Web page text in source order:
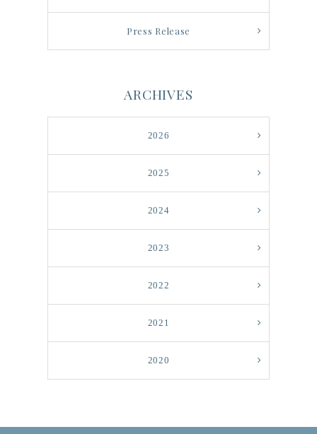
Press Release
ARCHIVES
2026
2025
2024
2023
2022
2021
2020